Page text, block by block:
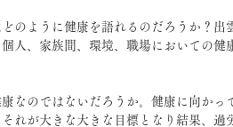
のように健康を語れるのだろうか？出
人、家族間、環境、職場においての健
なのではないだろうか。健康に向かっ
れが大きな大きな目標となり結果、過